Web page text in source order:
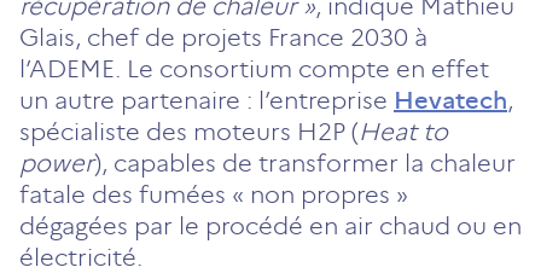
Glais, chef de projets France 2030 à
l’ADEME. Le consortium compte en effet
un autre partenaire : l’entreprise Hevatech,
spécialiste des moteurs H2P (Heat to
power), capables de transformer la chaleur
fatale des fumées « non propres »
dégagées par le procédé en air chaud ou en
électricité.